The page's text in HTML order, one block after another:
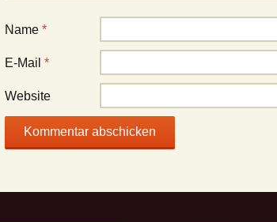
Name *
E-Mail *
Website